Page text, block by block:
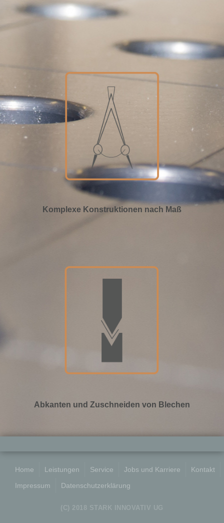
Komplexe Konstruktionen nach Maß
Abkanten und Zuschneiden von Blechen
Home Leistungen Service Jobs und Karriere
Kontakt
Impressum
Datenschutzerklärung
(C) 2018 STARK INNOVATIV UG